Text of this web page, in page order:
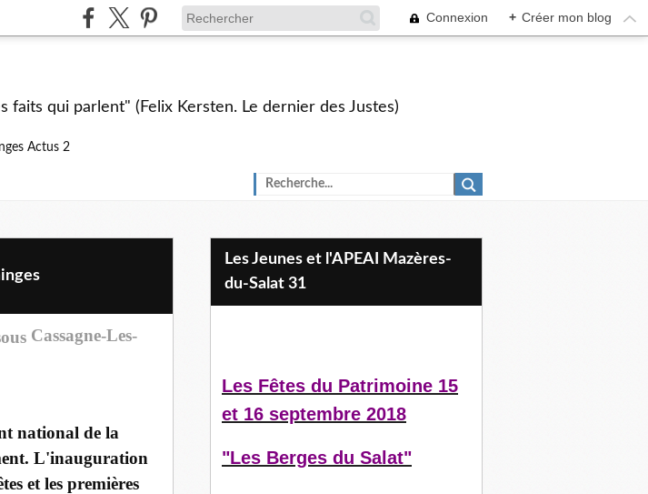
Connexion + Créer mon blog
faits qui parlent" (Felix Kersten. Le dernier des Justes)
Actus 2
Cassagne-Les-
national de la
L'inauguration
et les premières
Les Jeunes et l'APEAI Mazères-
du-Salat 31
Les Fêtes du Patrimoine 15
et 16 septembre 2018
"Les Berges du Salat"